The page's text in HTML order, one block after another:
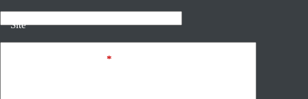
Site
*